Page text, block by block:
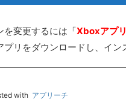
変更するには「Xboxアプリ
リをダウンロードし、イン
with アプリーチ